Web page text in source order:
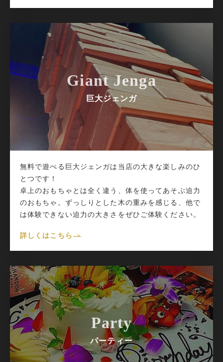
Giant Jenga
巨大ジェンガ
無料で遊べる巨大ジェンガは当店の大きな楽しみのひ
とつです！
卓上のおもちゃとは全く違う、体を使ってあそぶ迫力
のおもちゃ。ずっしりとした木の重みを感じる、他で
は体験できない迫力の大きさをぜひご体験ください。
詳しくはこちら
Party
パーティー